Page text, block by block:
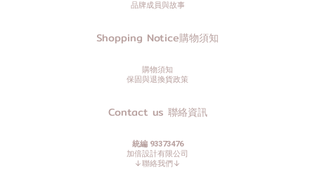
品牌成員與故事
Shopping Notice購物須知
購物須知
保固與退換貨政策
Contact us 聯絡資訊
統編 93373476
加倍設計有限公司
↓聯絡我們↓